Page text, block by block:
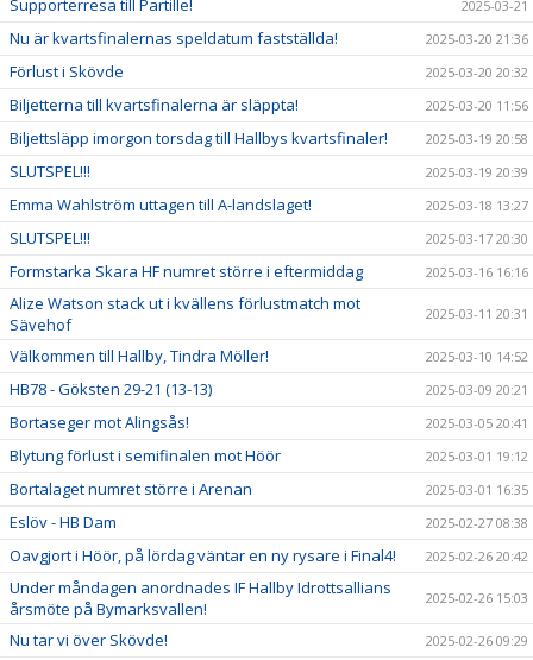
2025-03-21
Nu är kvartsfinalernas speldatum fastställda! 2025-03-20 21:36
Förlust i Skövde 2025-03-20 20:32
Biljetterna till kvartsfinalerna är släppta! 2025-03-20 11:56
Biljettsläpp imorgon torsdag till Hallbys kvartsfinaler! 2025-03-19 20:58
SLUTSPEL!!! 2025-03-19 20:39
Emma Wahlström uttagen till A-landslaget! 2025-03-18 13:27
SLUTSPEL!!! 2025-03-17 20:30
Formstarka Skara HF numret större i eftermiddag 2025-03-16 16:16
Alize Watson stack ut i kvällens förlustmatch mot
Sävehof
2025-03-11 20:31
Välkommen till Hallby, Tindra Möller! 2025-03-10 14:52
HB78 - Göksten 29-21 (13-13) 2025-03-09 20:21
Bortaseger mot Alingsås! 2025-03-05 20:41
Blytung förlust i semifinalen mot Höör 2025-03-01 19:12
Bortalaget numret större i Arenan 2025-03-01 16:35
Eslöv - HB Dam 2025-02-27 08:38
Oavgjort i Höör, på lördag väntar en ny rysare i Final4! 2025-02-26 20:42
Under måndagen anordnades IF Hallby Idrottsallians
årsmöte på Bymarksvallen!
2025-02-26 15:03
Nu tar vi över Skövde! 2025-02-26 09:29